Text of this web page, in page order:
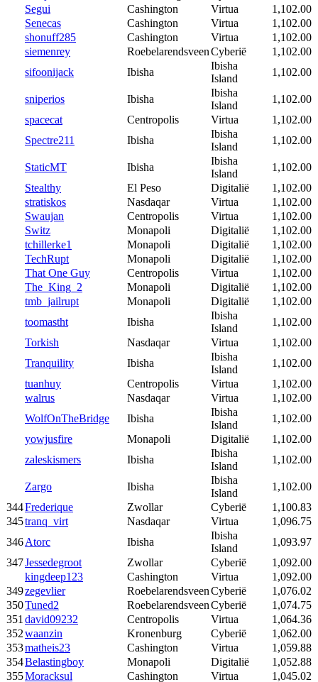
Segui
Cashington Virtua
1,102.00
Senecas
Cashington Virtua
1,102.00
shonuff285
Cashington Virtua
1,102.00
siemenrey
RoebelarendsveenCyberië
1,102.00
sifoonijack
Ibisha
Ibisha
Island
1,102.00
sniperios Ibisha
Ibisha
Island
1,102.00
spacecat
Centropolis Virtua
1,102.00
Spectre211
Ibisha
Ibisha
Island
1,102.00
StaticMT Ibisha
Ibisha
Island
1,102.00
Stealthy
El Peso Digitalië
1,102.00
stratiskos
Nasdaqar Virtua
1,102.00
Swaujan
Centropolis Virtua
1,102.00
Switz
Monapoli Digitalië
1,102.00
tchillerke1
Monapoli Digitalië
1,102.00
TechRupt
Monapoli Digitalië
1,102.00
That One Guy
Centropolis Virtua
1,102.00
The_King_2
Monapoli Digitalië
1,102.00
tmb_jailrupt
Monapoli Digitalië
1,102.00
toomastht
Ibisha
Ibisha
Island
1,102.00
Torkish
Nasdaqar Virtua
1,102.00
Tranquility
Ibisha
Ibisha
Island
1,102.00
tuanhuy
Centropolis Virtua
1,102.00
walrus
Nasdaqar Virtua
1,102.00
WolfOnTheBridge
Ibisha
Ibisha
Island
1,102.00
yowjusfire
Monapoli Digitalië
1,102.00
zaleskismers
Ibisha
Ibisha
Island
1,102.00
Zargo Ibisha
Ibisha
Island
1,102.00
344Frederique Zwollar Cyberië
1,100.83
345tranq_virt Nasdaqar Virtua
1,096.75
346Atorc Ibisha
Ibisha
Island
1,093.97
347Jessedegroot Zwollar Cyberië
1,092.00
kingdeep123
Cashington Virtua
1,092.00
349zegevlier RoebelarendsveenCyberië
1,076.02
350Tuned2 RoebelarendsveenCyberië
1,074.75
351 david09232 Centropolis Virtua
1,064.36
352waanzin Kronenburg Cyberië
1,062.00
353matheis23 Cashington Virtua
1,059.88
354Belastingboy Monapoli Digitalië
1,052.88
355Moracksul Cashington Virtua 1,045.02